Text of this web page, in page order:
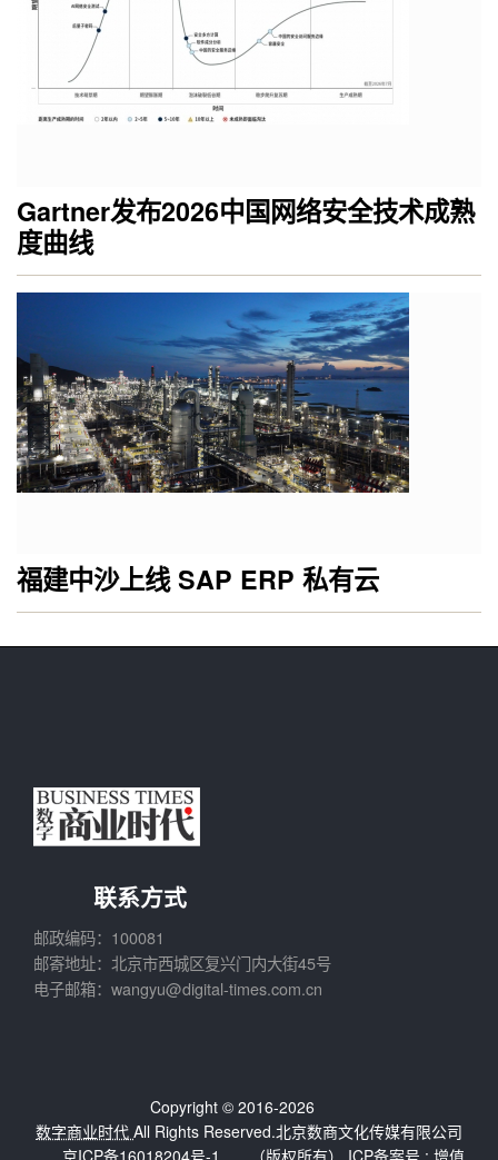
Gartner发布2026中国网络安全技术成熟
度曲线
福建中沙上线 SAP ERP 私有云
联系方式
邮政编码：100081
邮寄地址：北京市西城区复兴门内大街45号
电子邮箱：wangyu@digital-times.com.cn
Copyright © 2016-2026
数字商业时代 All Rights Reserved.北京数商文化传媒有限公司